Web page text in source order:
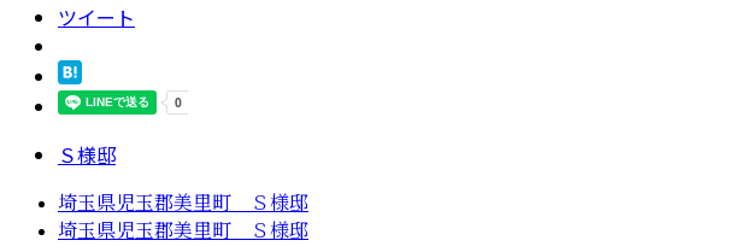
ツイート
Ｓ様邸
埼玉県児玉郡美里町 Ｓ様邸
埼玉県児玉郡美里町 Ｓ様邸